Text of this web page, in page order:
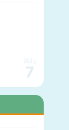
网站
7